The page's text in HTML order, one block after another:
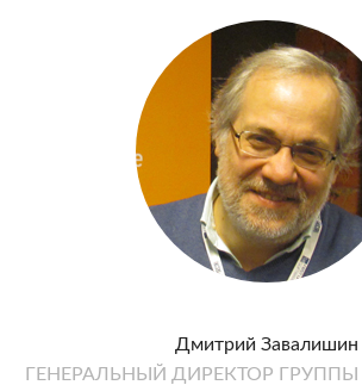
Дмитрий Завалишин
ГЕНЕРАЛЬНЫЙ ДИРЕКТОР